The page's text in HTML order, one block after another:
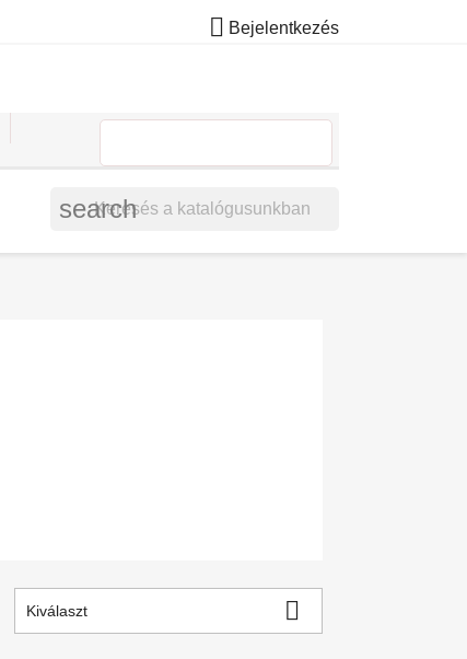
 Bejelentkezés
search
Kiválaszt 